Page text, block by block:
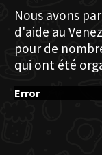
Nous avons
d'aide au
pour de
qui ont été
Error